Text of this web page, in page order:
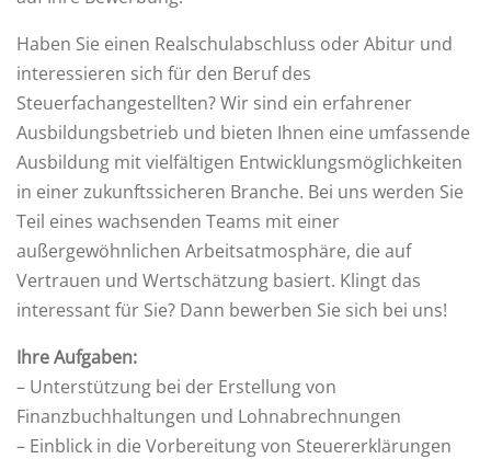
Haben Sie einen Realschulabschluss oder Abitur und
interessieren sich für den Beruf des
Steuerfachangestellten? Wir sind ein erfahrener
Ausbildungsbetrieb und bieten Ihnen eine umfassende
Ausbildung mit vielfältigen Entwicklungsmöglichkeiten
in einer zukunftssicheren Branche. Bei uns werden Sie
Teil eines wachsenden Teams mit einer
außergewöhnlichen Arbeitsatmosphäre, die auf
Vertrauen und Wertschätzung basiert. Klingt das
interessant für Sie? Dann bewerben Sie sich bei uns!
Ihre Aufgaben:
– Unterstützung bei der Erstellung von
Finanzbuchhaltungen und Lohnabrechnungen
– Einblick in die Vorbereitung von Steuererklärungen